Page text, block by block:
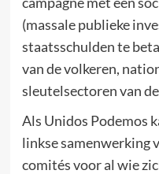
(massale publieke
staatsschulden te
van de volkeren,
sleutelsectoren van
Als Unidos Podemos
linkse samenwerking
comités voor al wie